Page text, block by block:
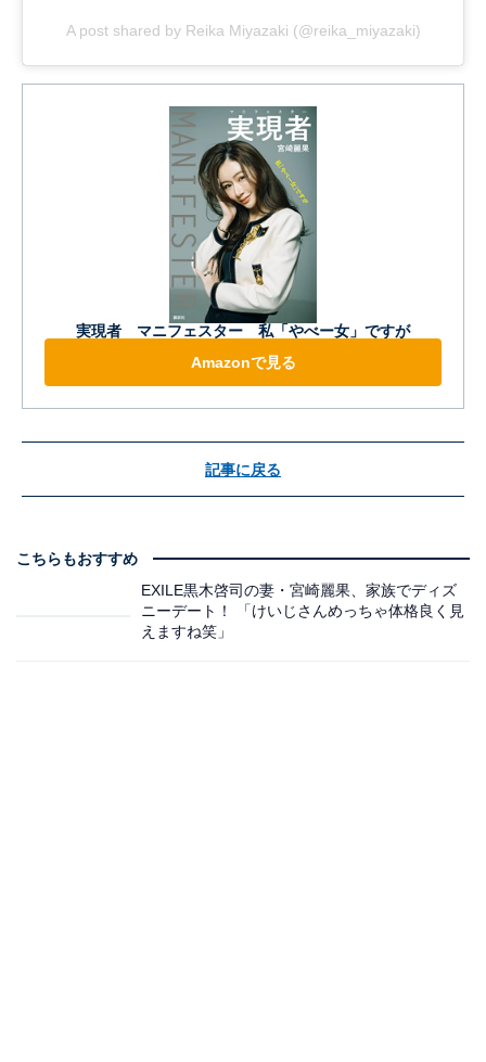
A post shared by Reika Miyazaki (@reika_miyazaki)
実現者 マニフェスター 私「やべー女」ですが
Amazonで見る
記事に戻る
こちらもおすすめ
EXILE黒木啓司の妻・宮崎麗果、家族でディズ
ニーデート！ 「けいじさんめっちゃ体格良く見
えますね笑」